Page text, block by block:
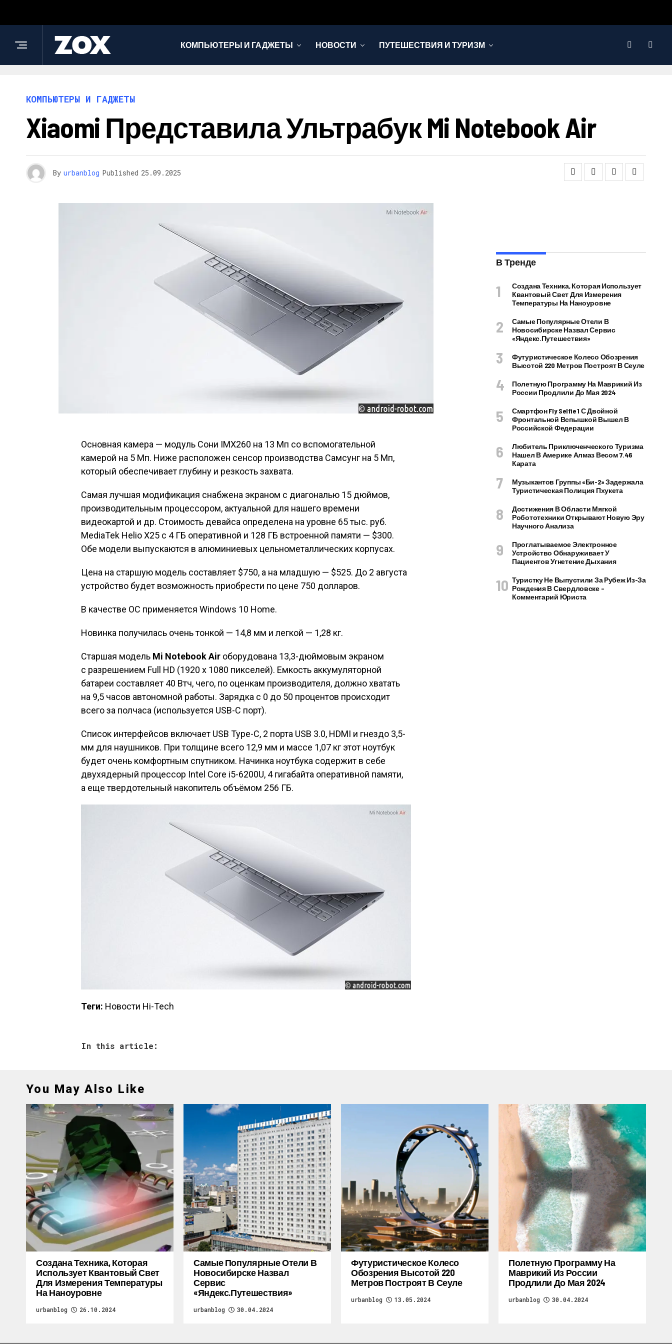
КОМПЬЮТЕРЫ И ГАДЖЕТЫ НОВОСТИ ПУТЕШЕСТВИЯ И ТУРИЗМ
КОМПЬЮТЕРЫ И ГАДЖЕТЫ
Xiaomi Представила Ультрабук Mi Notebook Air
By urbanblog Published 25.09.2025
Основная камера — модуль Сони IMX260 на 13 Мп со вспомогательной
камерой на 5 Мп. Ниже расположен сенсор производства Самсунг на 5 Мп,
который обеспечивает глубину и резкость захвата.
Самая лучшая модификация снабжена экраном с диагональю 15 дюймов,
производительным процессором, актуальной для нашего времени
видеокартой и др. Стоимость девайса определена на уровне 65 тыс. руб.
MediaTek Helio X25 с 4 ГБ оперативной и 128 ГБ встроенной памяти — $300.
Обе модели выпускаются в алюминиевых цельнометаллических корпусах.
Цена на старшую модель составляет $750, а на младшую — $525. До 2 августа
устройство будет возможность приобрести по цене 750 долларов.
В качестве ОС применяется Windows 10 Home.
Новинка получилась очень тонкой — 14,8 мм и легкой — 1,28 кг.
Старшая модель Mi Notebook Air оборудована 13,3-дюймовым экраном
с разрешением Full HD (1920 x 1080 пикселей). Емкость аккумуляторной
батареи составляет 40 Втч, чего, по оценкам производителя, должно хватать
на 9,5 часов автономной работы. Зарядка с 0 до 50 процентов происходит
всего за полчаса (используется USB-C порт).
Список интерфейсов включает USB Type-C, 2 порта USB 3.0, HDMI и гнездо 3,5-
мм для наушников. При толщине всего 12,9 мм и массе 1,07 кг этот ноутбук
будет очень комфортным спутником. Начинка ноутбука содержит в себе
двухядерный процессор Intel Core i5-6200U, 4 гигабайта оперативной памяти,
а еще твердотельный накопитель объёмом 256 ГБ.
Теги: Новости Hi-Tech
In this article:
В Тренде
Создана Техника, Которая Использует
Квантовый Свет Для Измерения
Температуры На Наноуровне
Самые Популярные Отели В
Новосибирске Назвал Сервис
«Яндекс.Путешествия»
Футуристическое Колесо Обозрения
Высотой 220 Метров Построят В Сеуле
Полетную Программу На Маврикий Из
России Продлили До Мая 2024
Смартфон Fly Selfie 1 С Двойной
Фронтальной Вспышкой Вышел В
Российской Федерации
Любитель Приключенческого Туризма
Нашел В Америке Алмаз Весом 7.46
Карата
Музыкантов Группы «Би-2» Задержала
Туристическая Полиция Пхукета
Достижения В Области Мягкой
Робототехники Открывают Новую Эру
Научного Анализа
Проглатываемое Электронное
Устройство Обнаруживает У
Пациентов Угнетение Дыхания
Туристку Не Выпустили За Рубеж Из-За
Рождения В Свердловске –
Комментарий Юриста
You May Also Like
Создана Техника, Которая
Использует Квантовый Свет
Для Измерения Температуры
На Наноуровне
urbanblog 26.10.2024
Самые Популярные Отели В
Новосибирске Назвал
Сервис
«Яндекс.Путешествия»
urbanblog 30.04.2024
Футуристическое Колесо
Обозрения Высотой 220
Метров Построят В Сеуле
urbanblog 13.05.2024
Полетную Программу На
Маврикий Из России
Продлили До Мая 2024
urbanblog 30.04.2024